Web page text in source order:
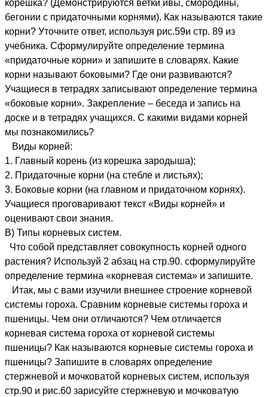
корешка? (Демонстрируются ветки ивы, смородины,
бегонии с придаточными корнями). Как называются такие
корни? Уточните ответ, используя рис.59и стр. 89 из
учебника. Сформулируйте определение термина
«придаточные корни» и запишите в словарях. Какие
корни называют боковыми? Где они развиваются?
Учащиеся в тетрадях записывают определение термина
«боковые корни». Закрепление – беседа и запись на
доске и в тетрадях учащихся. С какими видами корней
мы познакомились?
Виды корней:
1. Главный корень (из корешка зародыша);
2. Придаточные корни (на стебле и листьях);
3. Боковые корни (на главном и придаточном корнях).
Учащиеся проговаривают текст «Виды корней» и
оценивают свои знания.
В) Типы корневых систем.
Что собой представляет совокупность корней одного
растения? Используй 2 абзац на стр.90. сформулируйте
определение термина «корневая система» и запишите.
Итак, мы с вами изучили внешнее строение корневой
системы гороха. Сравним корневые системы гороха и
пшеницы. Чем они отличаются? Чем отличается
корневая система гороха от корневой системы
пшеницы? Как называются корневые системы гороха и
пшеницы? Запишите в словарях определение
стержневой и мочковатой корневых систем, используя
стр.90 и рис.60 зарисуйте стержневую и мочковатую